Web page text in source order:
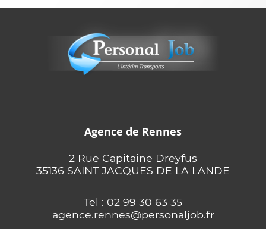
Agence de Rennes
2 Rue Capitaine Dreyfus
35136 SAINT JACQUES DE LA LANDE
Tel : 02 99 30 63 35
agence.rennes@personaljob.fr